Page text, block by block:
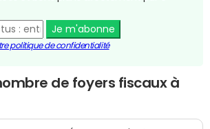
Je m'abonne
politique de confidentialité
de foyers fiscaux à